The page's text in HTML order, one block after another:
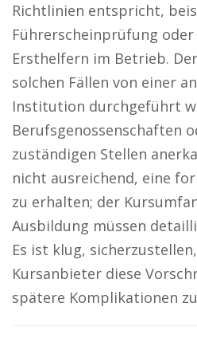
Richtlinien entspricht,
Führerscheinprüfung
Ersthelfern im Betrieb.
solchen Fällen von einer
Institution durchgeführt
Berufsgenossenschaften
zuständigen Stellen
nicht ausreichend, eine
zu erhalten; der
Ausbildung müssen
Es ist klug,
Kursanbieter diese
spätere Komplikationen